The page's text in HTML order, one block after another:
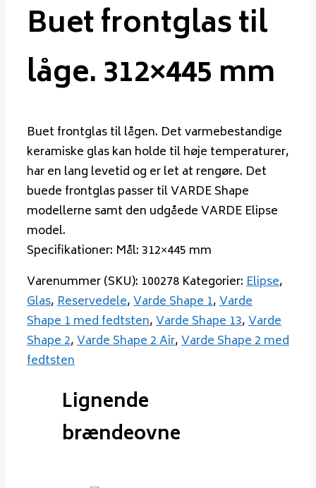
Buet frontglas til
låge. 312×445 mm
Buet frontglas til lågen. Det varmebestandige
keramiske glas kan holde til høje temperaturer,
har en lang levetid og er let at rengøre. Det
buede frontglas passer til VARDE Shape
modellerne samt den udgåede VARDE Elipse
model.
Specifikationer: Mål: 312×445 mm
Varenummer (SKU): 100278 Kategorier:Elipse,
Glas,Reservedele,Varde Shape 1,Varde
Shape 1 med fedtsten,Varde Shape 13,Varde
Shape 2,Varde Shape 2 Air,Varde Shape 2 med
fedtsten
Lignende
brændeovne